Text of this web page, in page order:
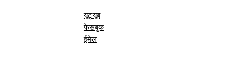
यूट्यूब
फेसबुक
ईमेल